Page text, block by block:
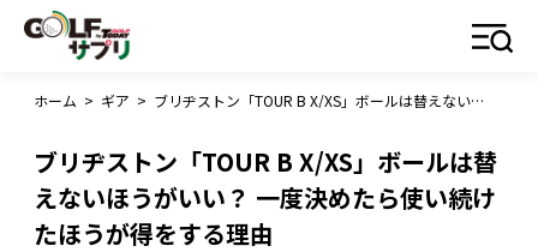
ホーム > ギア > ブリヂストン「TOUR B X/XS」ボールは替えないほうがいい？ 一度決めたら使い続けたほうが得をする理由
ブリヂストン「TOUR B X/XS」ボールは替
えないほうがいい？ 一度決めたら使い続け
たほうが得をする理由